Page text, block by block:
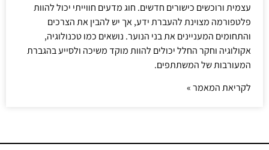
עצמית ורוכשים כישורים חדשים. חוג מדעים חווייתי יכול להוות
פלטפורמה מצוינת להעברת ידע, אך יש להבין את הצרכים
והתחומים המעניינים את בני הנוער. נושאים כמו טכנולוגיה,
אקולוגיה וחקר החלל יכולים להוות מוקד משיכה ולסייע בהגברת
המעורבות של המשתתפים.
לקריאת המאמר »